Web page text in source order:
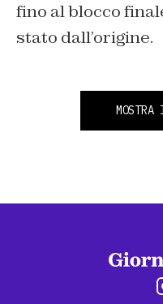
fino al blocco
stato dall’origine.
MOSTRA